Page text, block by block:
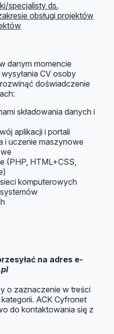
specjalisty ds.
obsługi projektów
danym momencie
CV osoby
doświadczenie
składowania danych i
aplikacji i portali
i uczenie maszynowe
(PHP, HTML+CSS,
komputerowych
na adres e-
o zaznaczenie w treści
ACK Cyfronet
do kontaktowania się z